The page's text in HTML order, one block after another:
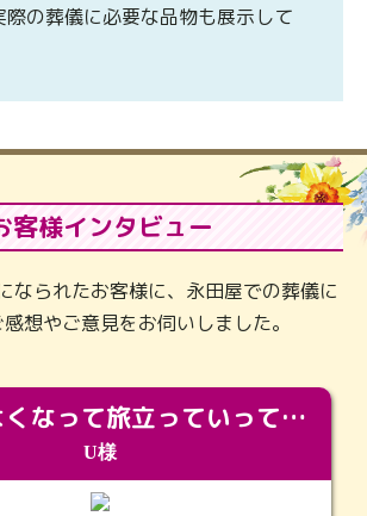
際の葬儀に必要な品物も展示して
客様インタビュー
なられたお客様に、永田屋での葬儀に
想やご意見をお伺いしました。
「カッコよくなって旅立っていってくれました（笑）もっとカッコいいって言ってあげればよかったな」
U様